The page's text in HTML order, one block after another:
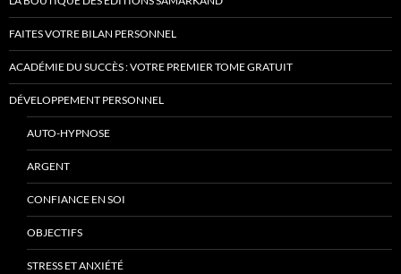
FAITES VOTRE BILAN PERSONNEL
ACADÉMIE DU SUCCÈS : VOTRE PREMIER TOME GRATUIT
DÉVELOPPEMENT PERSONNEL
AUTO-HYPNOSE
ARGENT
CONFIANCE EN SOI
OBJECTIFS
STRESS ET ANXIÉTÉ